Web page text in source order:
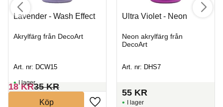
Lavender - Wash Effect
Akrylfärg från DecoArt
Art. nr: DCW15
18KR35KR
I lager
Köp
Ultra Violet - Neon
Neon akrylfärg från
DecoArt
Art. nr: DHS7
55 KR
I lager